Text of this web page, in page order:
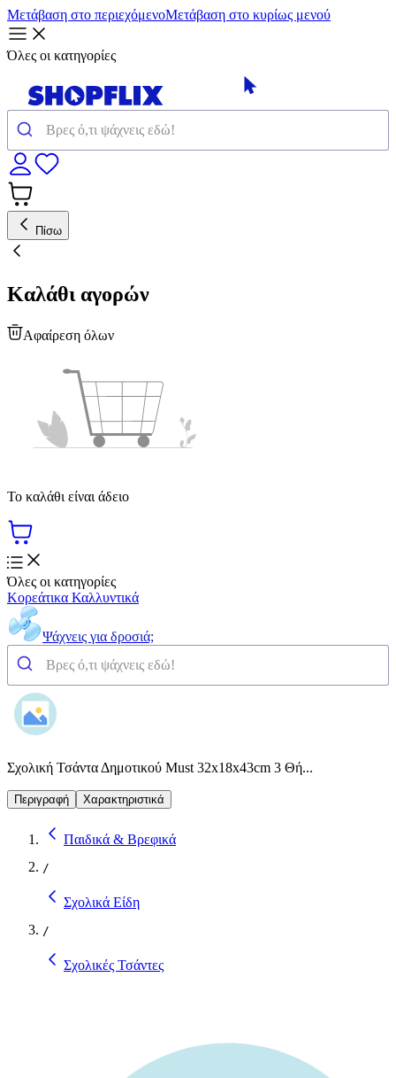
Μετάβαση στο περιεχόμενοΜετάβαση στο κυρίως μενού
Όλες οι κατηγορίες
Πίσω
Καλάθι αγορών
Αφαίρεση όλων
Το καλάθι είναι άδειο
Όλες οι κατηγορίες
Κορεάτικα Καλλυντικά
Ψάχνεις για δροσιά;
Σχολική Τσάντα Δημοτικού Must 32x18x43cm 3 Θή...
Περιγραφή Χαρακτηριστικά
Παιδικά & Βρεφικά
/
Σχολικά Είδη
/
Σχολικές Τσάντες